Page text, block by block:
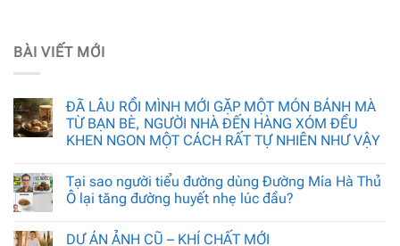
BÀI VIẾT MỚI
ĐÃ LÂU RỒI MÌNH MỚI GẶP MỘT MÓN BÁNH MÀ
TỪ BẠN BÈ, NGƯỜI NHÀ ĐẾN HÀNG XÓM ĐỀU
KHEN NGON MỘT CÁCH RẤT TỰ NHIÊN NHƯ VẬY
Tại sao người tiểu đường dùng Đường Mía Hà Thủ
Ô lại tăng đường huyết nhẹ lúc đầu?
DỰ ÁN ẢNH CŨ – KHÍ CHẤT MỚI